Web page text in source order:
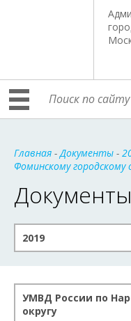
Главная -Документы -
Фоминскому городскому
Документы
2019
УМВД России по
округу